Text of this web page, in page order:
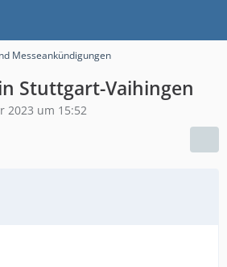
Messeankündigungen
Stuttgart-Vaihingen
2023 um 15:52